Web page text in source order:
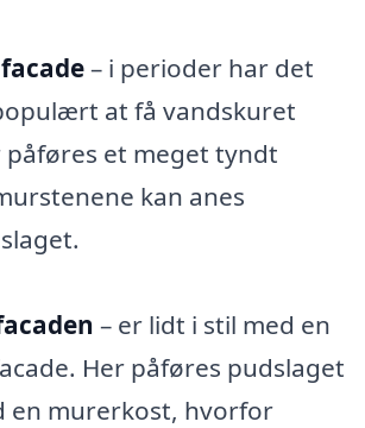
– i perioder har det
at få vandskuret
påføres et meget tyndt
kan anes
– er lidt i stil med en
Her påføres pudslaget
en murerkost, hvorfor